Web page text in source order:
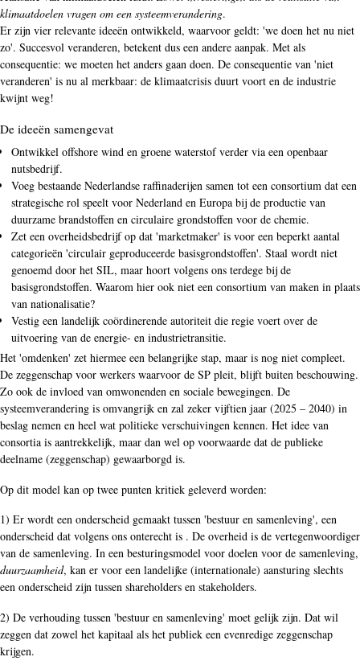
klimaatdoelen vragen om een systeemverandering.
Er zijn vier relevante ideeën ontwikkeld, waarvoor geldt: 'we doen het nu niet
zo'. Succesvol veranderen, betekent dus een andere aanpak. Met als
consequentie: we moeten het anders gaan doen. De consequentie van 'niet
veranderen' is nu al merkbaar: de klimaatcrisis duurt voort en de industrie
kwijnt weg!
De ideeën samengevat
Ontwikkel offshore wind en groene waterstof verder via een openbaar
nutsbedrijf.
Voeg bestaande Nederlandse raffinaderijen samen tot een consortium dat een
strategische rol speelt voor Nederland en Europa bij de productie van
duurzame brandstoffen en circulaire grondstoffen voor de chemie.
Zet een overheidsbedrijf op dat 'marketmaker' is voor een beperkt aantal
categorieën 'circulair geproduceerde basisgrondstoffen'. Staal wordt niet
genoemd door het SIL, maar hoort volgens ons terdege bij de
basisgrondstoffen. Waarom hier ook niet een consortium van maken in plaats
van nationalisatie?
Vestig een landelijk coördinerende autoriteit die regie voert over de
uitvoering van de energie- en industrietransitie.
Het 'omdenken' zet hiermee een belangrijke stap, maar is nog niet compleet.
De zeggenschap voor werkers waarvoor de SP pleit, blijft buiten beschouwing.
Zo ook de invloed van omwonenden en sociale bewegingen. De
systeemverandering is omvangrijk en zal zeker vijftien jaar (2025 – 2040) in
beslag nemen en heel wat politieke verschuivingen kennen. Het idee van
consortia is aantrekkelijk, maar dan wel op voorwaarde dat de publieke
deelname (zeggenschap) gewaarborgd is.
Op dit model kan op twee punten kritiek geleverd worden:
1) Er wordt een onderscheid gemaakt tussen 'bestuur en samenleving', een
onderscheid dat volgens ons onterecht is . De overheid is de vertegenwoordiger
van de samenleving. In een besturingsmodel voor doelen voor de samenleving,
duurzaamheid, kan er voor een landelijke (internationale) aansturing slechts
een onderscheid zijn tussen shareholders en stakeholders.
2) De verhouding tussen 'bestuur en samenleving' moet gelijk zijn. Dat wil
zeggen dat zowel het kapitaal als het publiek een evenredige zeggenschap
krijgen.